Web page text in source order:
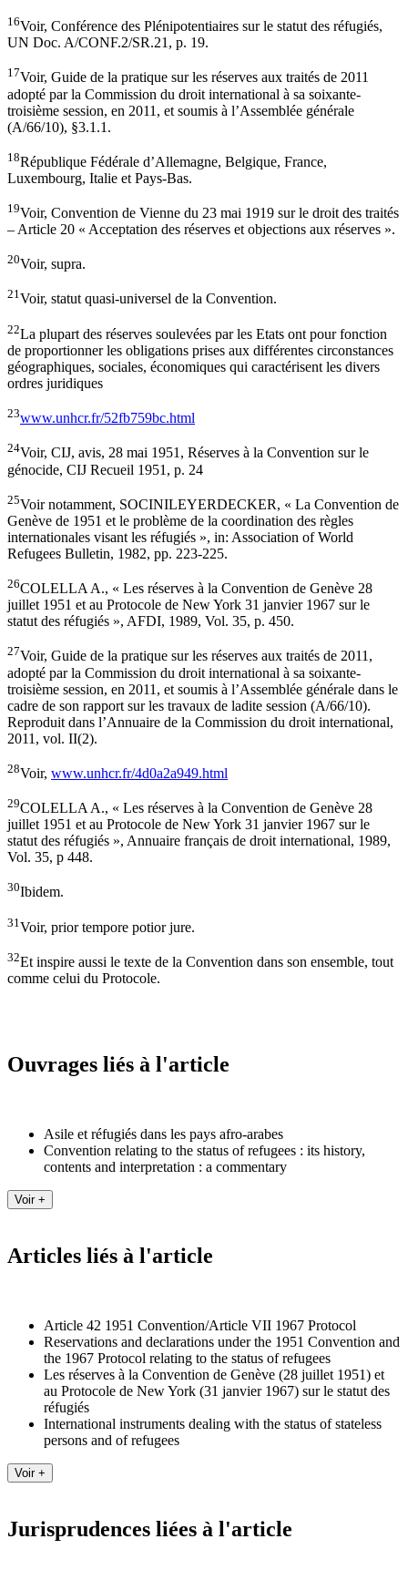
16Voir, Conférence des Plénipotentiaires sur le statut des réfugiés,
UN Doc. A/CONF.2/SR.21, p. 19.
17Voir, Guide de la pratique sur les réserves aux traités de 2011
adopté par la Commission du droit international à sa soixante-
troisième session, en 2011, et soumis à l’Assemblée générale
(A/66/10), §3.1.1.
18République Fédérale d’Allemagne, Belgique, France,
Luxembourg, Italie et Pays-Bas.
19Voir, Convention de Vienne du 23 mai 1919 sur le droit des traités
– Article 20 « Acceptation des réserves et objections aux réserves ».
20Voir, supra.
21Voir, statut quasi-universel de la Convention.
22La plupart des réserves soulevées par les Etats ont pour fonction
de proportionner les obligations prises aux différentes circonstances
géographiques, sociales, économiques qui caractérisent les divers
ordres juridiques
23www.unhcr.fr/52fb759bc.html
24Voir, CIJ, avis, 28 mai 1951, Réserves à la Convention sur le
génocide, CIJ Recueil 1951, p. 24
25Voir notamment, SOCINILEYERDECKER, « La Convention de
Genève de 1951 et le problème de la coordination des règles
internationales visant les réfugiés », in: Association of World
Refugees Bulletin, 1982, pp. 223-225.
26COLELLA A., « Les réserves à la Convention de Genève 28
juillet 1951 et au Protocole de New York 31 janvier 1967 sur le
statut des réfugiés », AFDI, 1989, Vol. 35, p. 450.
27Voir, Guide de la pratique sur les réserves aux traités de 2011,
adopté par la Commission du droit international à sa soixante-
troisième session, en 2011, et soumis à l’Assemblée générale dans le
cadre de son rapport sur les travaux de ladite session (A/66/10).
Reproduit dans l’Annuaire de la Commission du droit international,
2011, vol. II(2).
28Voir, www.unhcr.fr/4d0a2a949.html
29COLELLA A., « Les réserves à la Convention de Genève 28
juillet 1951 et au Protocole de New York 31 janvier 1967 sur le
statut des réfugiés », Annuaire français de droit international, 1989,
Vol. 35, p 448.
30Ibidem.
31 Voir, prior tempore potior jure.
32Et inspire aussi le texte de la Convention dans son ensemble, tout
comme celui du Protocole.
Ouvrages liés à l'article
Asile et réfugiés dans les pays afro-arabes
Convention relating to the status of refugees : its history,
contents and interpretation : a commentary
Articles liés à l'article
Article 42 1951 Convention/Article VII 1967 Protocol
Reservations and declarations under the 1951 Convention and
the 1967 Protocol relating to the status of refugees
Les réserves à la Convention de Genève (28 juillet 1951) et
au Protocole de New York (31 janvier 1967) sur le statut des
réfugiés
International instruments dealing with the status of stateless
persons and of refugees
Jurisprudences liées à l'article